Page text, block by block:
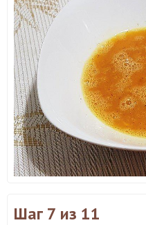
Шаг 7 из 11